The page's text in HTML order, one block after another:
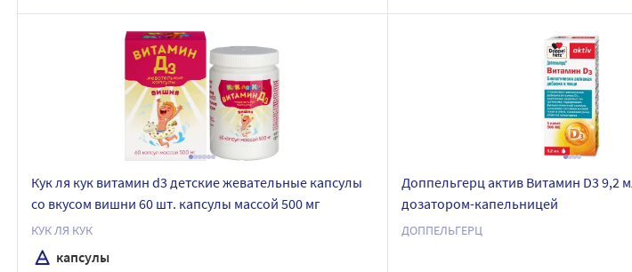
Кук ля кук витамин d3 детские жевательные капсулы
со вкусом вишни 60 шт. капсулы массой 500 мг
КУК ЛЯ КУК
капсулы
Доппельгерц актив Витамин D3 9,2
дозатором-капельницей
ДОППЕЛЬГЕРЦ